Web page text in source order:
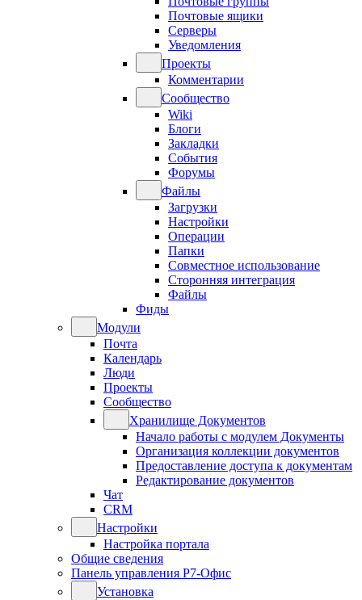
Почтовые ящики
Серверы
Уведомления
Проекты
Комментарии
Сообщество
Wiki
Блоги
Закладки
События
Форумы
Файлы
Загрузки
Настройки
Операции
Папки
Совместное использование
Сторонняя интеграция
Файлы
Фиды
Модули
Почта
Календарь
Люди
Проекты
Сообщество
Хранилище Документов
Начало работы с модулем Документы
Организация коллекции документов
Предоставление доступа к документам
Редактирование документов
Чат
CRM
Настройки
Настройка портала
Общие сведения
Панель управления Р7-Офис
Установка